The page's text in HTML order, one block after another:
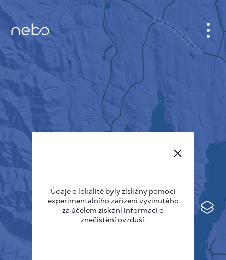
Mapa znečištění
KABINET
MAPA MĚSTA
SENZOR NEBO
O NÁS
Deutsch
Español
Údaje o lokalitě byly získány pomocí
experimentálního zařízení vyvinutého
za účelem získání informací o
znečištění ovzduší.